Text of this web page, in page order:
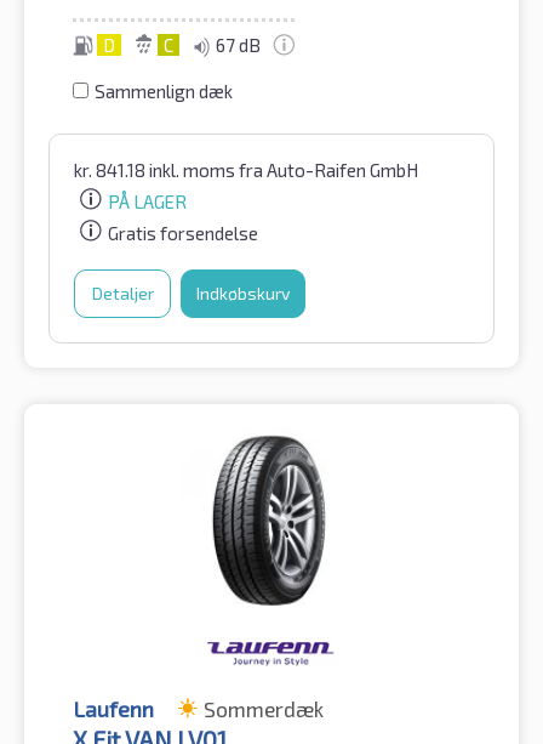
D C 67 dB
Sammenlign dæk
kr. 841.18 inkl. moms fra Auto-Raifen GmbH
PÅ LAGER
Gratis forsendelse
Detaljer Indkøbskurv
Laufenn Sommerdæk